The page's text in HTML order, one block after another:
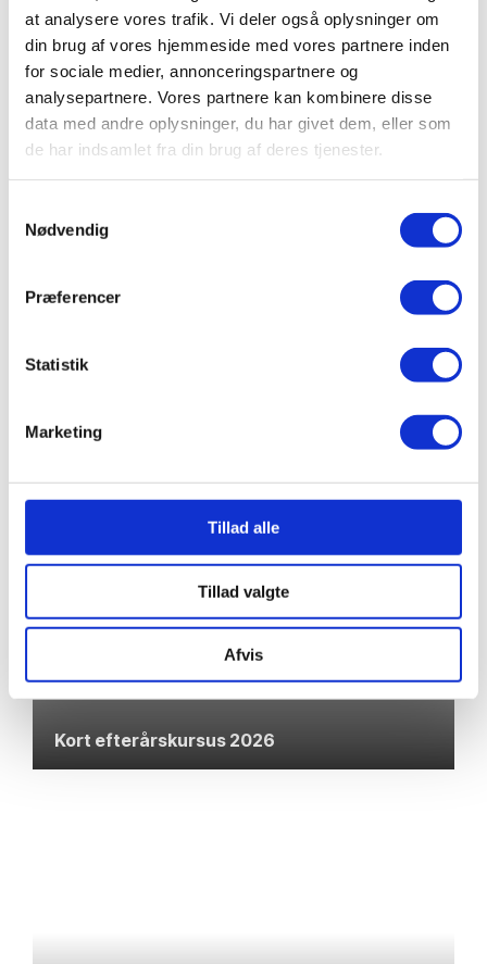
at analysere vores trafik. Vi deler også oplysninger om
din brug af vores hjemmeside med vores partnere inden
for sociale medier, annonceringspartnere og
analysepartnere. Vores partnere kan kombinere disse
data med andre oplysninger, du har givet dem, eller som
de har indsamlet fra din brug af deres tjenester.
Nødvendig
Præferencer
Statistik
Marketing
Tillad alle
Tillad valgte
Afvis
FIND FAGET PÅ DISSE KURSER
Kort efterårskursus 2026